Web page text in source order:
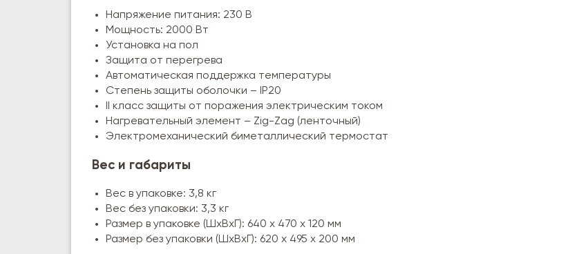
Напряжение питания: 230 В
Мощность: 2000 Вт
Установка на пол
Защита от перегрева
Автоматическая поддержка температуры
Степень защиты оболочки – IP20
II класс защиты от поражения электрическим током
Нагревательный элемент – Zig-Zag (ленточный)
Электромеханический биметаллический термостат
Вес и габариты
Вес в упаковке: 3,8 кг
Вес без упаковки: 3,3 кг
Размер в упаковке (ШхВхГ): 640 х 470 х 120 мм
Размер без упаковки (ШхВхГ): 620 х 495 х 200 мм